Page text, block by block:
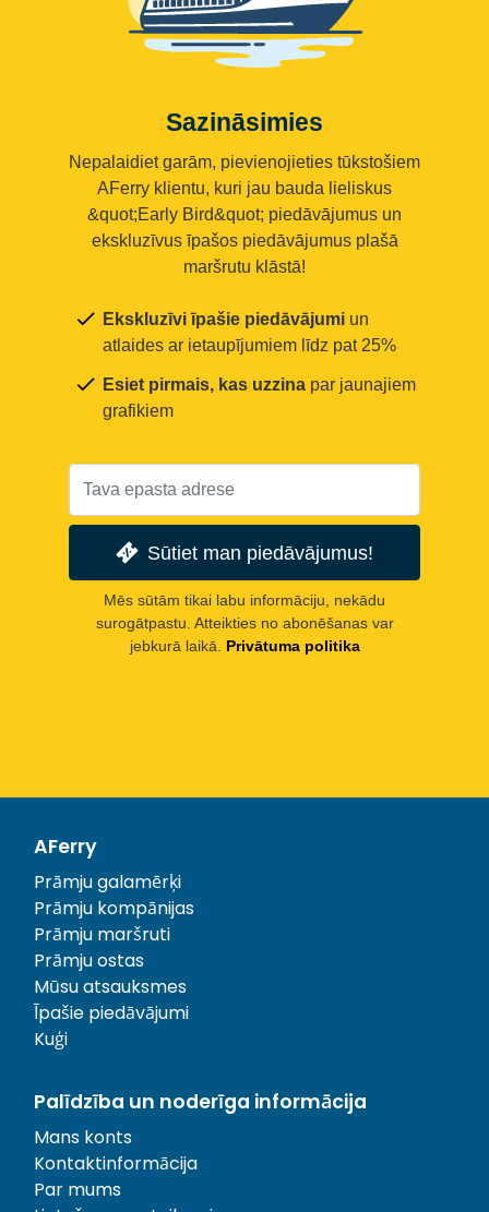
Sazināsimies
Nepalaidiet garām, pievienojieties tūkstošiem
AFerry klientu, kuri jau bauda lieliskus
&quot;Early Bird&quot; piedāvājumus un
ekskluzīvus īpašos piedāvājumus plašā
maršrutu klāstā!
Ekskluzīvi īpašie piedāvājumi un
atlaides ar ietaupījumiem līdz pat 25%
Esiet pirmais, kas uzzina par jaunajiem
grafikiem
Sūtiet man piedāvājumus!
Mēs sūtām tikai labu informāciju, nekādu
surogātpastu. Atteikties no abonēšanas var
jebkurā laikā.
Privātuma politika
AFerry
Prāmju galamērķi
Prāmju kompānijas
Prāmju maršruti
Prāmju ostas
Mūsu atsauksmes
Īpašie piedāvājumi
Kuģi
Palīdzība un noderīga informācija
Mans konts
Kontaktinformācija
Par mums